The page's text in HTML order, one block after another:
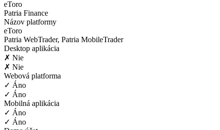
eToro
Patria Finance
Názov platformy
eToro
Patria WebTrader, Patria MobileTrader
Desktop aplikácia
✗ Nie
✗ Nie
Webová platforma
✓ Áno
✓ Áno
Mobilná aplikácia
✓ Áno
✓ Áno